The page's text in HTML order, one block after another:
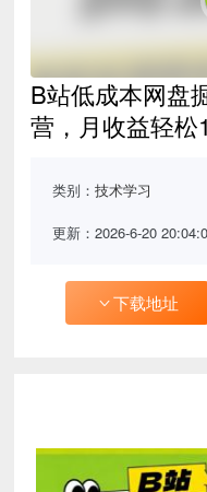
B站低成本网盘
营，月收益轻
类别：技术学习
更新：2026-6-20
下载地址